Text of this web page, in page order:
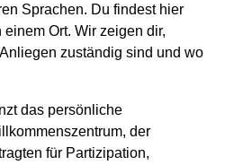
Sprachen. Du findest hier
Ort. Wir zeigen dir,
zuständig sind und wo
das persönliche
der
für Partizipation,